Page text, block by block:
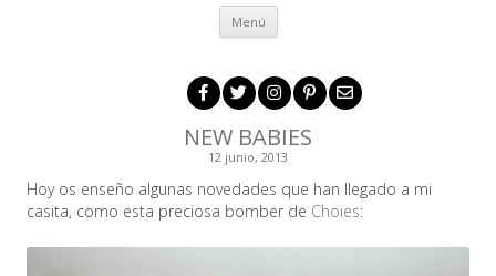
Menú Ir al contenido
NEW BABIES
12 junio, 2013
Hoy os enseño algunas novedades que han llegado a mi
casita, como esta preciosa bomber de Choies: